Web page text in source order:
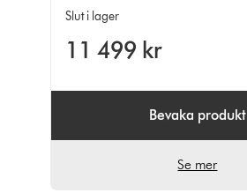
stjärnor
5
från
Slut i lager
11 499 kr
Bevaka produkt
Se mer